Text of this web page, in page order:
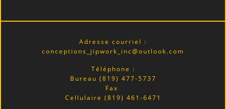
Adresse courriel :
conceptions_jipwork_inc@outlook.com
Téléphone :
Bureau (819) 477-5737
Fax
Cellulaire (819) 461-6471